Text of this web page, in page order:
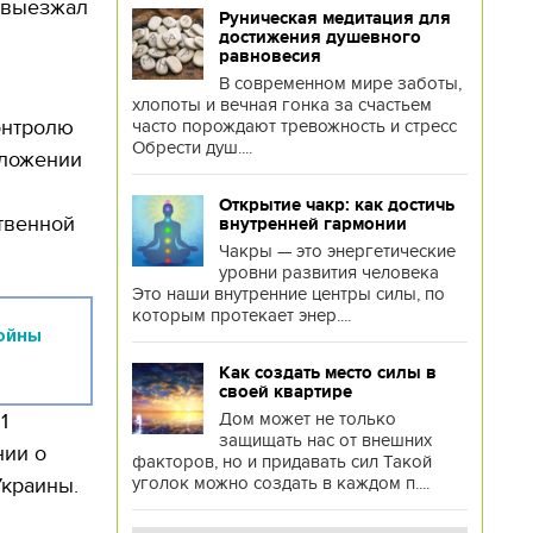
о
Руническая медитация для
достижения душевного
равновесия
В современном мире заботы,
хлопоты и вечная гонка за счастьем
часто порождают тревожность и стресс
Обрести душ....
Открытие чакр: как достичь
внутренней гармонии
Чакры — это энергетические
уровни развития человека
Это наши внутренние центры силы, по
которым протекает энер....
Как создать место силы в
своей квартире
Дом может не только
защищать нас от внешних
факторов, но и придавать сил Такой
уголок можно создать в каждом п....